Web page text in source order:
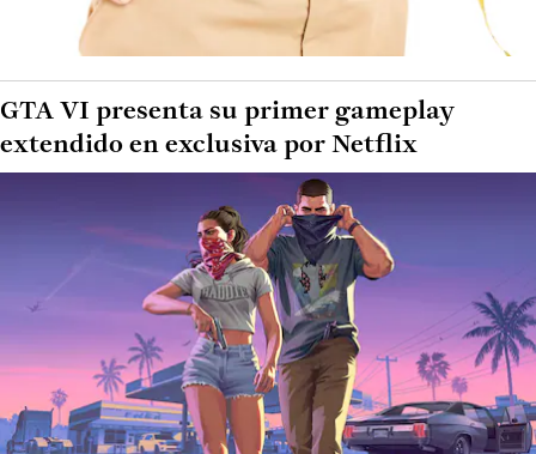
GTA VI presenta su primer gameplay
extendido en exclusiva por Netflix